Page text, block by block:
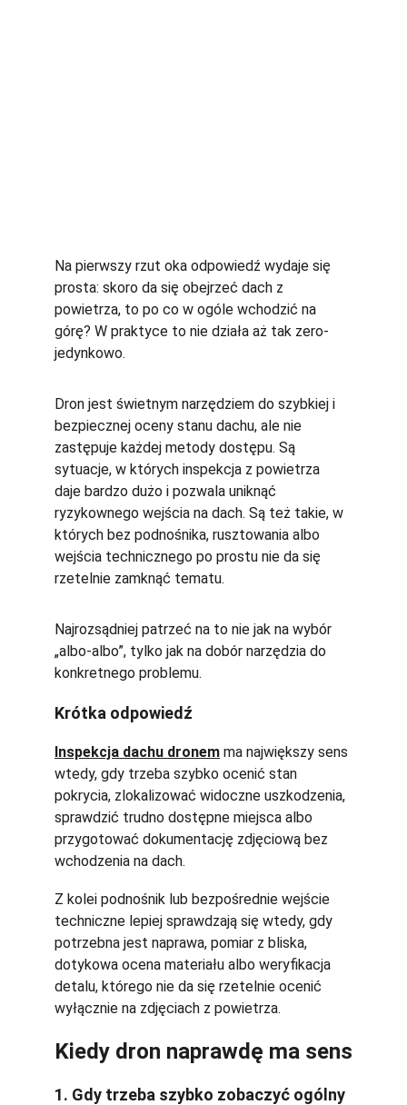
Na pierwszy rzut oka odpowiedź wydaje się
prosta: skoro da się obejrzeć dach z
powietrza, to po co w ogóle wchodzić na
górę? W praktyce to nie działa aż tak zero-
jedynkowo.
Dron jest świetnym narzędziem do szybkiej i
bezpiecznej oceny stanu dachu, ale nie
zastępuje każdej metody dostępu. Są
sytuacje, w których inspekcja z powietrza
daje bardzo dużo i pozwala uniknąć
ryzykownego wejścia na dach. Są też takie, w
których bez podnośnika, rusztowania albo
wejścia technicznego po prostu nie da się
rzetelnie zamknąć tematu.
Najrozsądniej patrzeć na to nie jak na wybór
„albo-albo”, tylko jak na dobór narzędzia do
konkretnego problemu.
Krótka odpowiedź
Inspekcja dachu dronem ma największy sens
wtedy, gdy trzeba szybko ocenić stan
pokrycia, zlokalizować widoczne uszkodzenia,
sprawdzić trudno dostępne miejsca albo
przygotować dokumentację zdjęciową bez
wchodzenia na dach.
Z kolei podnośnik lub bezpośrednie wejście
techniczne lepiej sprawdzają się wtedy, gdy
potrzebna jest naprawa, pomiar z bliska,
dotykowa ocena materiału albo weryfikacja
detalu, którego nie da się rzetelnie ocenić
wyłącznie na zdjęciach z powietrza.
Kiedy dron naprawdę ma sens
1. Gdy trzeba szybko zobaczyć ogólny